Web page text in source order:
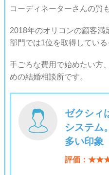
コーディネーターさんの質
2018年のオリコンの顧客満
部門では1位を取得している
手ごろな費用で始めたい方
めの結婚相談所です。
ゼクシィ
システム
多い印象
評価：